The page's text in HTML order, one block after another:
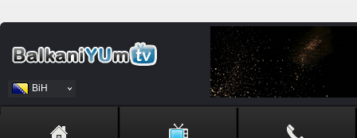
BiH
Srpski